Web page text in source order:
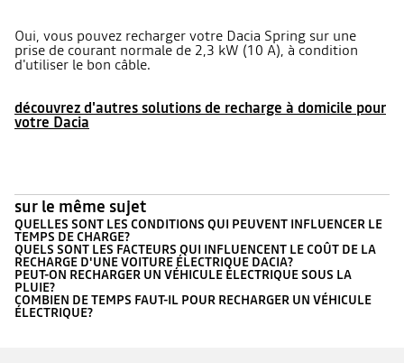
Oui, vous pouvez recharger votre Dacia Spring sur une
prise de courant normale de 2,3 kW (10 A), à condition
d'utiliser le bon câble.
découvrez d'autres solutions de recharge à domicile pour
votre Dacia
sur le même sujet
QUELLES SONT LES CONDITIONS QUI PEUVENT INFLUENCER LE
TEMPS DE CHARGE?
QUELS SONT LES FACTEURS QUI INFLUENCENT LE COÛT DE LA
RECHARGE D'UNE VOITURE ÉLECTRIQUE DACIA?
PEUT-ON RECHARGER UN VÉHICULE ÉLECTRIQUE SOUS LA
PLUIE?
COMBIEN DE TEMPS FAUT-IL POUR RECHARGER UN VÉHICULE
ÉLECTRIQUE?